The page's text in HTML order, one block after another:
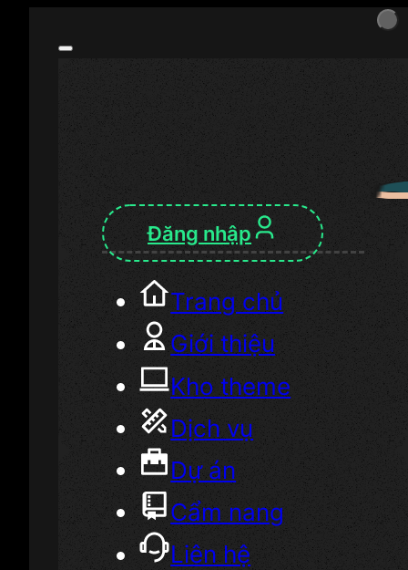
Đăng nhập
Trang chủ
Giới thiệu
Kho theme
Dịch vụ
Dự án
Cẩm nang
Liên hệ